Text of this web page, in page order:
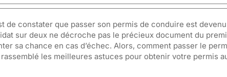
de constater que passer son permis de conduire est
sur deux ne décroche pas le précieux document du
sa chance en cas d’échec. Alors, comment passer le
les meilleures astuces pour obtenir votre permis